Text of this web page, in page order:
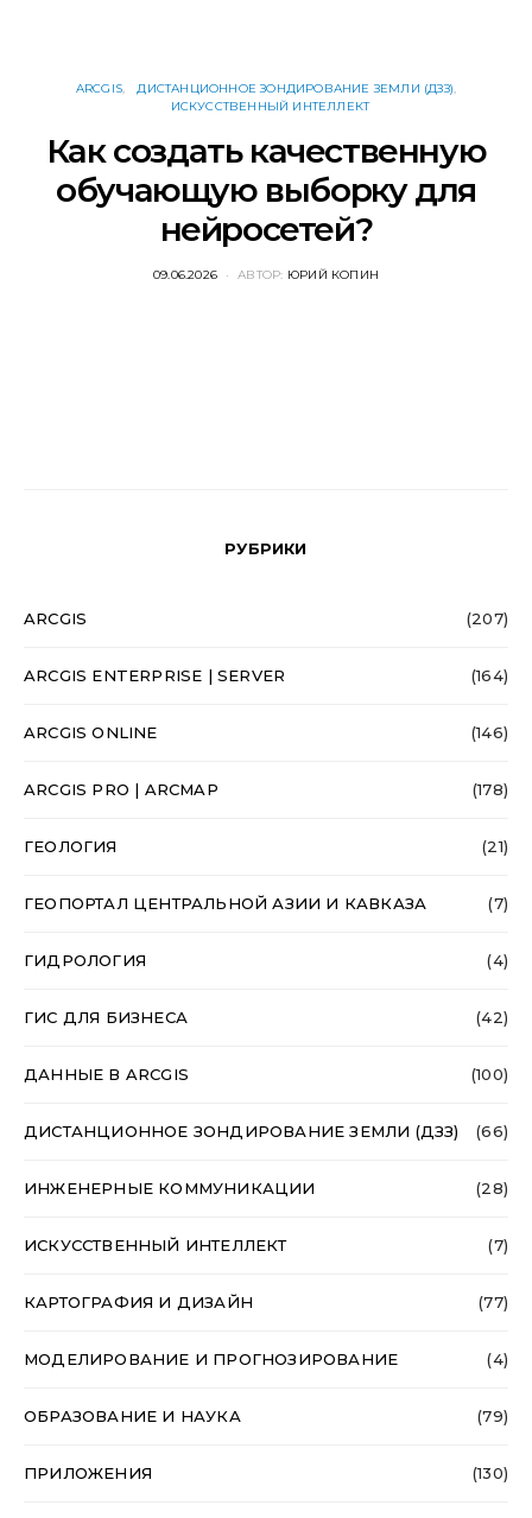
ARCGIS
ДИСТАНЦИОННОЕ ЗОНДИРОВАНИЕ ЗЕМЛИ (ДЗЗ)
ИСКУССТВЕННЫЙ ИНТЕЛЛЕКТ
Как создать качественную
обучающую выборку для
нейросетей?
POSTED
09.06.2026 АВТОР: ЮРИЙ КОПИН
РУБРИКИ
ARCGIS (207)
ARCGIS ENTERPRISE | SERVER (164)
ARCGIS ONLINE (146)
ARCGIS PRO | ARCMAP (178)
ГЕОЛОГИЯ (21)
ГЕОПОРТАЛ ЦЕНТРАЛЬНОЙ АЗИИ И КАВКАЗА (7)
ГИДРОЛОГИЯ (4)
ГИС ДЛЯ БИЗНЕСА (42)
ДАННЫЕ В ARCGIS (100)
ДИСТАНЦИОННОЕ ЗОНДИРОВАНИЕ ЗЕМЛИ (ДЗЗ) (66)
ИНЖЕНЕРНЫЕ КОММУНИКАЦИИ (28)
ИСКУССТВЕННЫЙ ИНТЕЛЛЕКТ (7)
КАРТОГРАФИЯ И ДИЗАЙН (77)
МОДЕЛИРОВАНИЕ И ПРОГНОЗИРОВАНИЕ (4)
ОБРАЗОВАНИЕ И НАУКА (79)
ПРИЛОЖЕНИЯ (130)